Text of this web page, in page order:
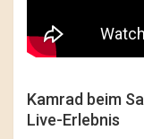
Kamrad beim
Live-Erlebnis